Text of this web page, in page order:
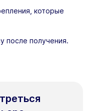
которые
после получения.